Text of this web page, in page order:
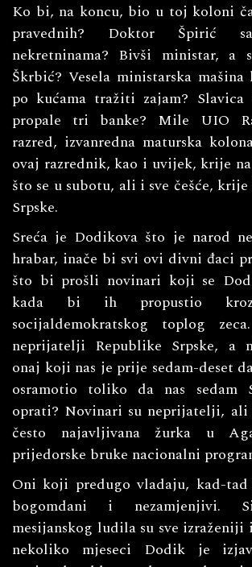
Ko bi, na koncu, bio u toj koloni
pravednih? Doktor Špirić
nekretninama? Bivši ministar, a
Škrbić? Vesela ministarska
po kućama tražiti zajam?
propale tri banke? Mile UIO
razred, izvanredna maturska
ovaj razrednik, kao i uvijek, krije
što se u subotu, ali i sve češće,
Srpske.
Sreća je Dodikova što je narod
hrabar, inače bi svi ovi divni đaci
što bi prošli novinari koji se
kada bi ih propustio kroz
socijaldemokratskog toplog
neprijatelji Republike Srpske, a
onaj koji nas je prije sedam-deset
osramotio toliko da nas sedam
oprati? Novinari su neprijatelji,
često najavljivana žurka u
prijedorske bruke nacionalni
Oni koji predugo vladaju, kad-tad
bogomdani i nezamjenjivi.
mesijanskog ludila su sve
nekoliko mjeseci Dodik je